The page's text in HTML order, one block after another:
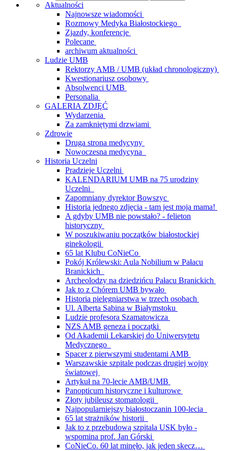
Aktualności
Najnowsze wiadomości
Rozmowy Medyka Białostockiego
Zjazdy, konferencje
Polecane
archiwum aktualności
Ludzie UMB
Rektorzy AMB / UMB (układ chronologiczny)
Kwestionariusz osobowy
Absolwenci UMB
Personalia
GALERIA ZDJĘĆ
Wydarzenia
Za zamkniętymi drzwiami
Zdrowie
Druga strona medycyny
Nowoczesna medycyna
Historia Uczelni
Pradzieje Uczelni
KALENDARIUM UMB na 75 urodziny
Uczelni
Zapomniany dyrektor Bowszyc
Historia jednego zdjęcia - tam jest moja mama!
A gdyby UMB nie powstało? - felieton
historyczny
W poszukiwaniu początków białostockiej
ginekologii
65 lat Klubu CoNieCo
Pokój Królewski: Aula Nobilium w Pałacu
Branickich
Archeolodzy na dziedzińcu Pałacu Branickich
Jak to z Chórem UMB bywało
Historia pielęgniarstwa w trzech osobach
Ul. Alberta Sabina w Białymstoku
Ludzie profesora Szamatowicza
NZS AMB geneza i początki
Od Akademii Lekarskiej do Uniwersytetu
Medycznego
Spacer z pierwszymi studentami AMB
Warszawskie szpitale podczas drugiej wojny
światowej
Artykuł na 70-lecie AMB/UMB
Panopticum historyczne i kulturowe
Złoty jubileusz stomatologii
Najpopularniejszy białostoczanin 100-lecia
65 lat strażników historii
Jak to z przebudową szpitala USK było -
wspomina prof. Jan Górski
CoNieCo. 60 lat minęło, jak jeden skecz…